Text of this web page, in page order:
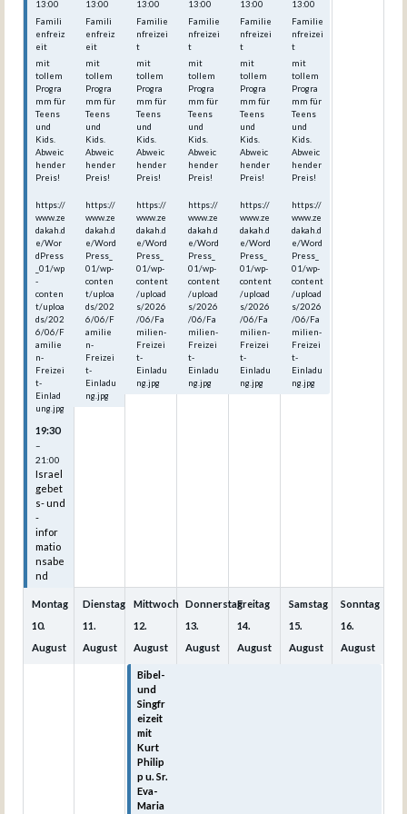
13:00
Famili
enfreiz
eit
mit
tollem
Progra
mm für
Teens
und
Kids.
Abweic
hender
Preis!
https://
www.ze
dakah.d
e/Wor
dPress
_01/wp
-
conten
t/uploa
ds/202
6/06/F
amilie
n-
Freizei
t-
Einlad
ung.jpg
19:30
–
21:00
Israel
gebet
s- und
-
infor
matio
nsabe
nd
13:00
Famili
enfreiz
eit
mit
tollem
Progra
mm für
Teens
und
Kids.
Abweic
hender
Preis!
https://
www.ze
dakah.d
e/Word
Press_
01/wp-
conten
t/uploa
ds/202
6/06/F
amilie
n-
Freizei
t-
Einladu
ng.jpg
13:00
Familie
nfreizei
t
mit
tollem
Progra
mm für
Teens
und
Kids.
Abweic
hender
Preis!
https://
www.ze
dakah.d
e/Word
Press_
01/wp-
content
/upload
s/2026
/06/Fa
milien-
Freizei
t-
Einladu
ng.jpg
13:00
Familie
nfreizei
t
mit
tollem
Progra
mm für
Teens
und
Kids.
Abweic
hender
Preis!
https://
www.ze
dakah.d
e/Word
Press_
01/wp-
content
/upload
s/2026
/06/Fa
milien-
Freizei
t-
Einladu
ng.jpg
13:00
Familie
nfreizei
t
mit
tollem
Progra
mm für
Teens
und
Kids.
Abweic
hender
Preis!
https://
www.ze
dakah.d
e/Word
Press_
01/wp-
content
/upload
s/2026
/06/Fa
milien-
Freizei
t-
Einladu
ng.jpg
13:00
Familie
nfreizei
t
mit
tollem
Progra
mm für
Teens
und
Kids.
Abweic
hender
Preis!
https://
www.ze
dakah.d
e/Word
Press_
01/wp-
content
/upload
s/2026
/06/Fa
milien-
Freizei
t-
Einladu
ng.jpg
Montag
10.
August
Dienstag
11.
August
Mittwoch
12.
August
Bibel-
und
Singfr
eizeit
mit
Kurt
Philip
p u. Sr.
Eva-
Maria
Donnerstag
13.
August
Freitag
14.
August
Samstag
15.
August
Sonntag
16.
August